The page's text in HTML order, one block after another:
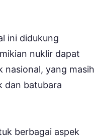
ini didukung
nuklir dapat
nasional, yang masih
dan batubara
berbagai aspek